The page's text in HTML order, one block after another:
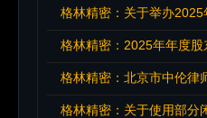
格林精密：关于举办
格林精密：2025年年度
格林精密：北京市中伦律
格林精密：关于使用部分